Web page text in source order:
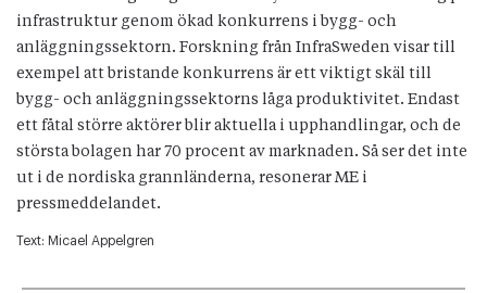
infrastruktur genom ökad konkurrens i bygg- och
anläggningssektorn. Forskning från InfraSweden visar till
exempel att bristande konkurrens är ett viktigt skäl till
bygg- och anläggningssektorns låga produktivitet. Endast
ett fåtal större aktörer blir aktuella i upphandlingar, och de
största bolagen har 70 procent av marknaden. Så ser det inte
ut i de nordiska grannländerna, resonerar ME i
pressmeddelandet.
Text: Micael Appelgren